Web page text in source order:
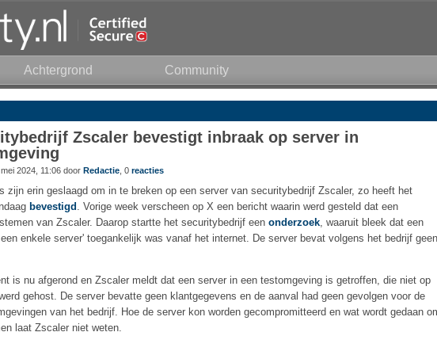
Achtergrond Community
Zscaler bevestigt inbraak op server in
2024, 11:06 door Redactie , 0 reacties
zijn erin geslaagd om in te breken op een server van securitybedrijf Zscaler, zo heeft het
bevestigd . Vorige week verscheen op X een bericht waarin werd gesteld dat een
van Zscaler. Daarop startte het securitybedrijf een onderzoek, waaruit bleek dat een
enkele server' toegankelijk was vanaf het internet. De server bevat volgens het bedrijf geen
is nu afgerond en Zscaler meldt dat een server in een testomgeving is getroffen, die niet op
gehost. De server bevatte geen klantgegevens en de aanval had geen gevolgen voor de
van het bedrijf. Hoe de server kon worden gecompromitteerd en wat wordt gedaan
laat Zscaler niet weten.